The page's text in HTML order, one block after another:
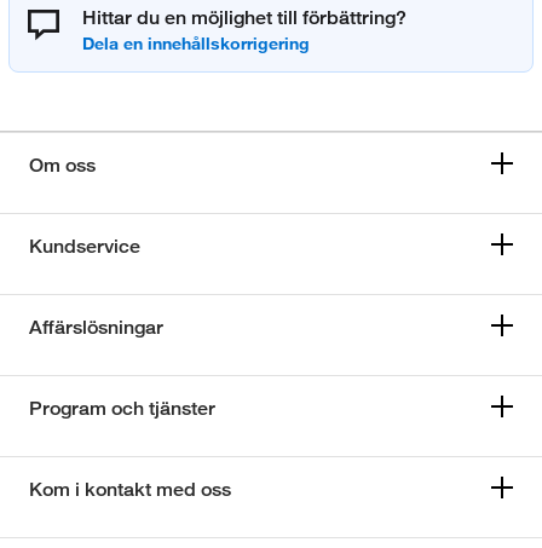
Hittar du en möjlighet till förbättring?
Om oss
Kundservice
Affärslösningar
Program och tjänster
Kom i kontakt med oss